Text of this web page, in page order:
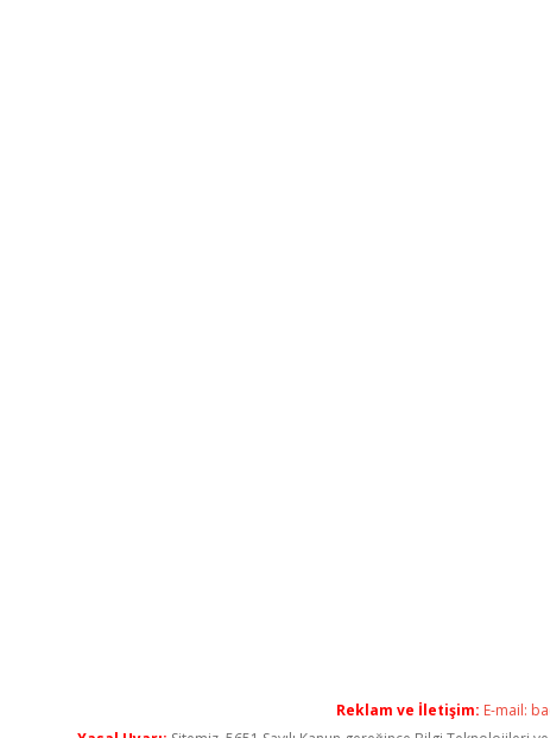
Reklam ve İletişim: E-mail: